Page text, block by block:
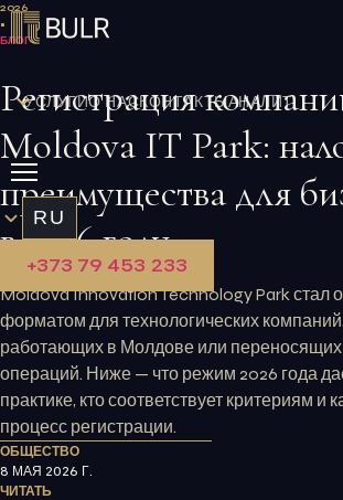
Перейти
к
УСЛУГИО НАСКОНТАКТЫАНАЛИТИКА
RU
+373 79 453 233
2026
•
БЛОГ
Регистрация
Moldova IT Park:
преимущества для
в 2026 году
Moldova Innovation Technology Park стал
форматом для технологических компаний,
работающих в Молдове или переносящих
операций. Ниже — что режим 2026 года
практике, кто соответствует критериям и
процесс регистрации.
ОБЩЕСТВО
8 МАЯ 2026 Г.
ЧИТАТЬ